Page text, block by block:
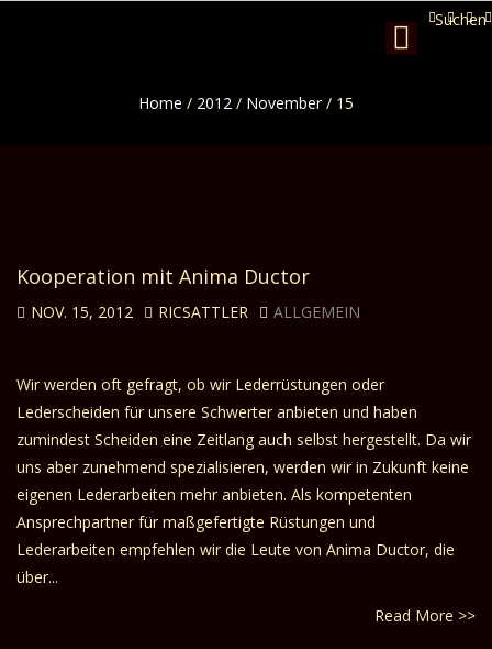
Suchen
Toggle
navigation
Home / 2012 / November / 15
Kooperation mit Anima Ductor
NOV. 15, 2012 RICSATTLER ALLGEMEIN
Wir werden oft gefragt, ob wir Lederrüstungen oder
Lederscheiden für unsere Schwerter anbieten und haben
zumindest Scheiden eine Zeitlang auch selbst hergestellt. Da wir
uns aber zunehmend spezialisieren, werden wir in Zukunft keine
eigenen Lederarbeiten mehr anbieten. Als kompetenten
Ansprechpartner für maßgefertigte Rüstungen und
Lederarbeiten empfehlen wir die Leute von Anima Ductor, die
über...
Read More >>